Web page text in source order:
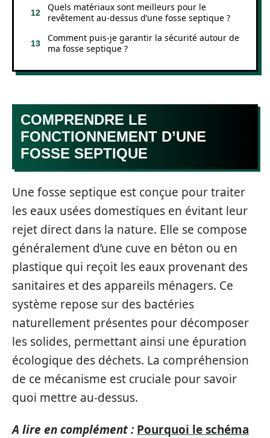
Quels matériaux sont meilleurs pour le
revêtement au-dessus d’une fosse septique ?
Comment puis-je garantir la sécurité autour de
ma fosse septique ?
COMPRENDRE LE
FONCTIONNEMENT D’UNE
FOSSE SEPTIQUE
Une fosse septique est conçue pour traiter
les eaux usées domestiques en évitant leur
rejet direct dans la nature. Elle se compose
généralement d’une cuve en béton ou en
plastique qui reçoit les eaux provenant des
sanitaires et des appareils ménagers. Ce
système repose sur des bactéries
naturellement présentes pour décomposer
les solides, permettant ainsi une épuration
écologique des déchets. La compréhension
de ce mécanisme est cruciale pour savoir
quoi mettre au-dessus.
A lire en complément : Pourquoi le schéma